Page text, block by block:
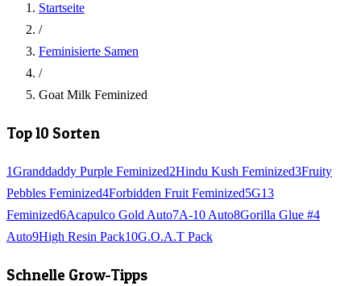
Startseite
/
Feminisierte Samen
/
Goat Milk Feminized
Top 10 Sorten
1Granddaddy Purple Feminized2Hindu Kush Feminized3Fruity
Pebbles Feminized4Forbidden Fruit Feminized5G13
Feminized6Acapulco Gold Auto7A-10 Auto8Gorilla Glue #4
Auto9High Resin Pack10G.O.A.T Pack
Schnelle Grow-Tipps